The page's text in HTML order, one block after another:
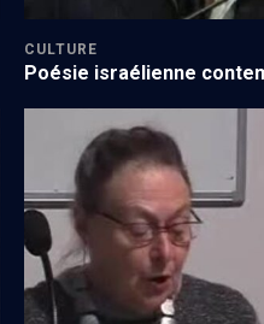
CULTURE
Poésie israélienne
''Portes muettes'' de Reïzl